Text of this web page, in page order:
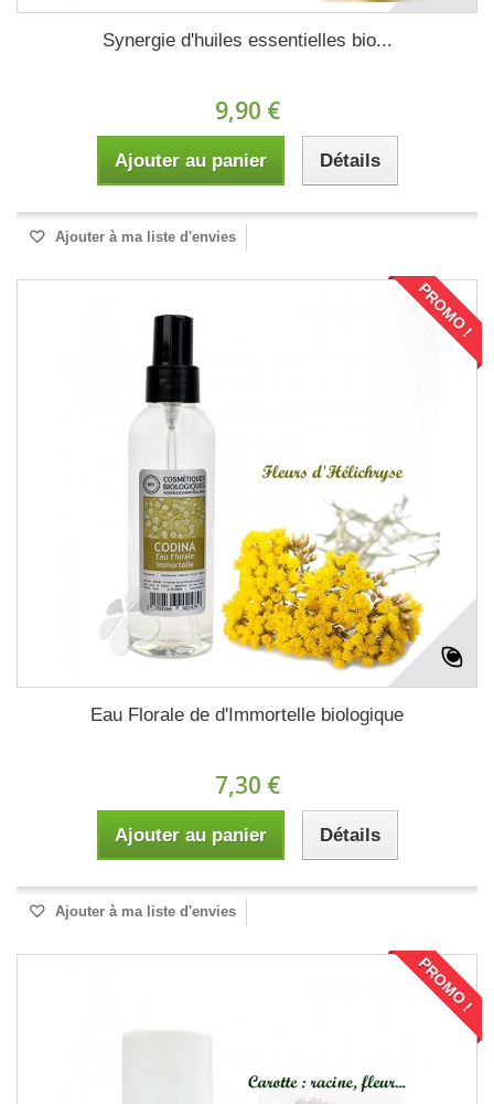
Synergie d'huiles essentielles bio...
9,90 €
Ajouter au panier Détails
Ajouter à ma liste d'envies
PROMO !
Eau Florale de d'Immortelle biologique
7,30 €
Ajouter au panier Détails
Ajouter à ma liste d'envies
PROMO !